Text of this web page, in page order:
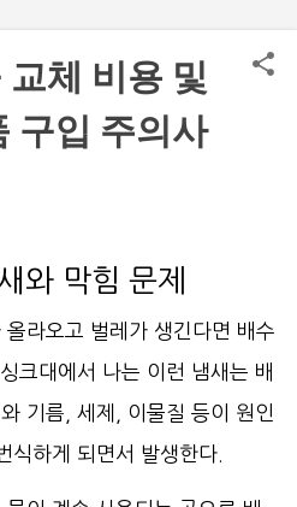
체 비용 및
구입 주의사
와 막힘 문제
라오고 벌레가 생긴다면 배수
크대에서 나는 이런 냄새는 배
기름, 세제, 이물질 등이 원인
식하게 되면서 발생한다.